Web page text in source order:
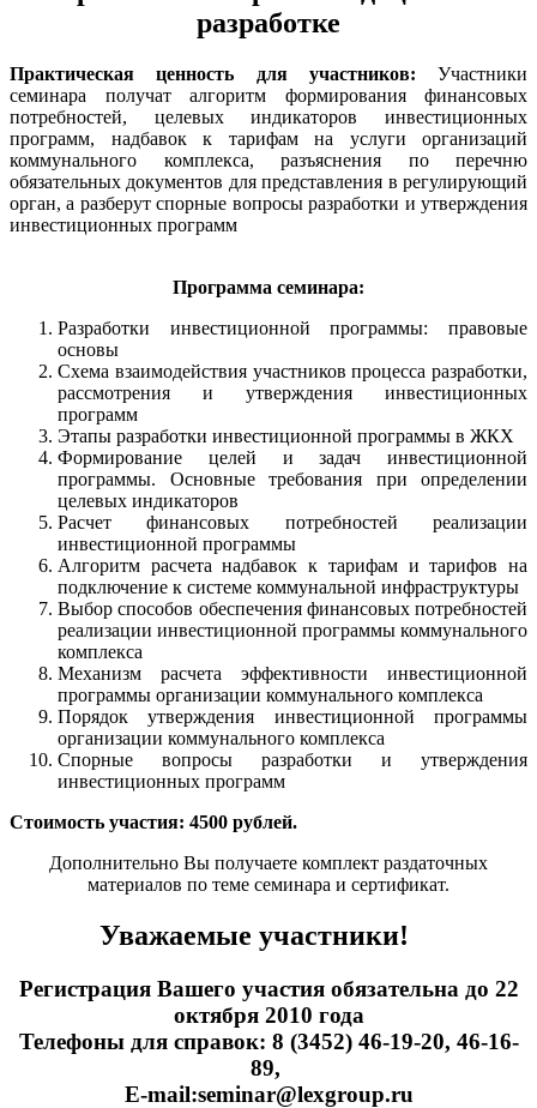
разработке
Практическая ценность для участников: Участники
семинара получат алгоритм формирования финансовых
потребностей, целевых индикаторов инвестиционных
программ, надбавок к тарифам на услуги организаций
коммунального комплекса, разъяснения по перечню
обязательных документов для представления в регулирующий
орган, а разберут спорные вопросы разработки и утверждения
инвестиционных программ
Программа семинара:
Разработки инвестиционной программы: правовые
основы
Схема взаимодействия участников процесса разработки,
рассмотрения и утверждения инвестиционных
программ
Этапы разработки инвестиционной программы в ЖКХ
Формирование целей и задач инвестиционной
программы. Основные требования при определении
целевых индикаторов
Расчет финансовых потребностей реализации
инвестиционной программы
Алгоритм расчета надбавок к тарифам и тарифов на
подключение к системе коммунальной инфраструктуры
Выбор способов обеспечения финансовых потребностей
реализации инвестиционной программы коммунального
комплекса
Механизм расчета эффективности инвестиционной
программы организации коммунального комплекса
Порядок утверждения инвестиционной программы
организации коммунального комплекса
Спорные вопросы разработки и утверждения
инвестиционных программ
Стоимость участия: 4500 рублей.
Дополнительно Вы получаете комплект раздаточных
материалов по теме семинара и сертификат.
Уважаемые участники!
Регистрация Вашего участия обязательна до 22
октября 2010 года
Телефоны для справок: 8 (3452) 46-19-20, 46-16-
89,
Е-mail:seminar@lexgroup.ru